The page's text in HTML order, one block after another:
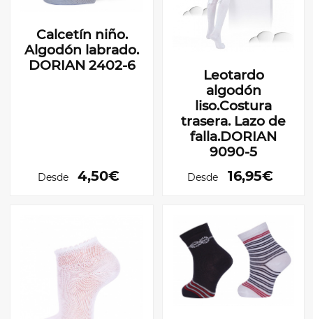
Calcetín niño.
Algodón labrado.
DORIAN 2402-6
Desde 4,50€
Leotardo
algodón
liso.Costura
trasera. Lazo de
falla.DORIAN
9090-5
Desde 16,95€